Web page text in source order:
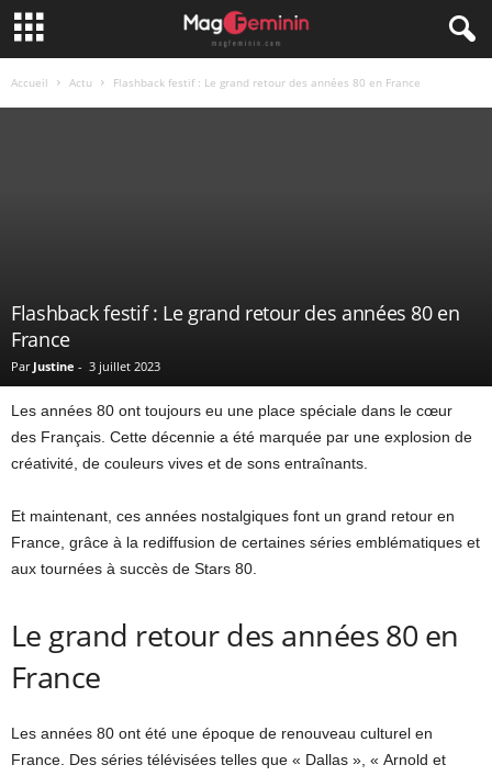
Accueil Actu Flashback festif : Le grand retour des années 80 en France
Flashback festif : Le grand retour des années 80 en
France
Par Justine - 3 juillet 2023
Les années 80 ont toujours eu une place spéciale dans le cœur
des Français. Cette décennie a été marquée par une explosion de
créativité, de couleurs vives et de sons entraînants.
Et maintenant, ces années nostalgiques font un grand retour en
France, grâce à la rediffusion de certaines séries emblématiques et
aux tournées à succès de Stars 80.
Le grand retour des années 80 en
France
Les années 80 ont été une époque de renouveau culturel en
France. Des séries télévisées telles que « Dallas », « Arnold et